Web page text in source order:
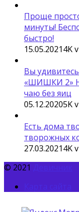
Проще
минуты!
быстро!
15.05.20214K
Вы
«ШИШКИ 2»
чаю без яиц
05.12.20205K
Есть дома
творожных
27.03.20214K
© 2021